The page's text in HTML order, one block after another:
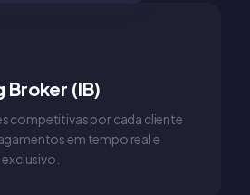
(IB)
competitivas por cada cliente
em tempo real e